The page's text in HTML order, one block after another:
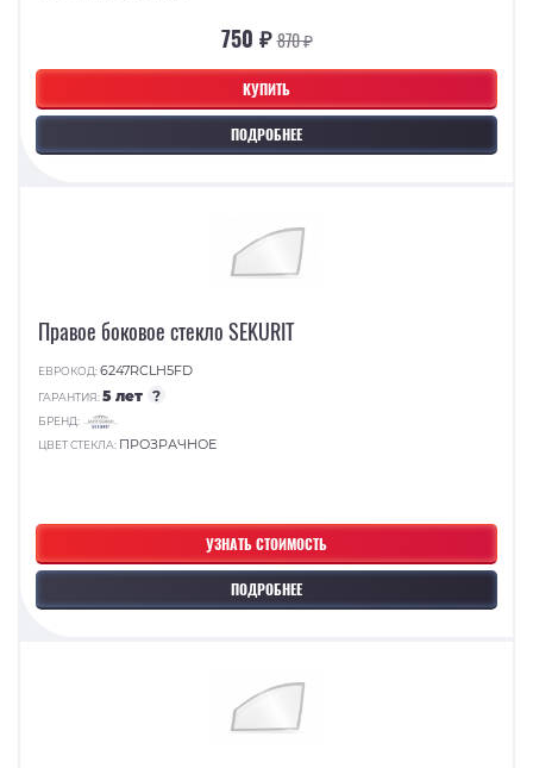
КУПИТЬ
ПОДРОБНЕЕ
750 ₽870 ₽
УЗНАТЬ СТОИМОСТЬ
ПОДРОБНЕЕ
Правое боковое стекло SEKURIT
ЕВРОКОД:6247RCLH5FD
ГАРАНТИЯ:5 лет ?
БРЕНД:
ЦВЕТ СТЕКЛА: ПРОЗРАЧНОЕ